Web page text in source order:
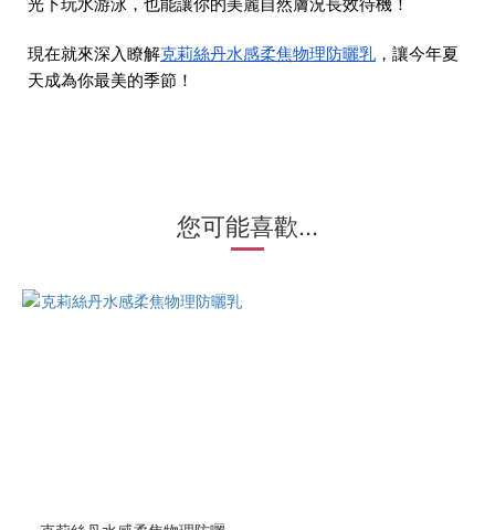
光下玩水游泳，也能讓你的美麗自然膚況長效待機！
現在就來深入瞭解克莉絲丹水感柔焦物理防曬乳 ，讓今年夏
天成為你最美的季節！
您可能喜歡...